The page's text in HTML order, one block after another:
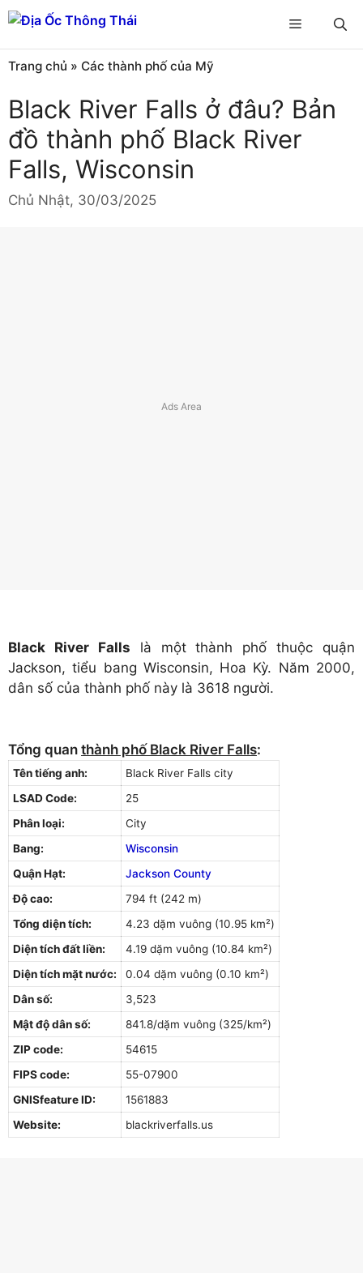
Chuyển
đến
nội
dung
Menu
Trang chủ » Các thành phố của Mỹ
Black River Falls ở đâu? Bản
đồ thành phố Black River
Falls, Wisconsin
Chủ Nhật, 30/03/2025
Black River Falls là một thành phố thuộc quận
Jackson, tiểu bang Wisconsin, Hoa Kỳ. Năm 2000,
dân số của thành phố này là 3618 người.
Tổng quan thành phố Black River Falls:
Tên tiếng anh:
Black River Falls city
LSAD Code:
25
Phân loại:
City
Bang:
Wisconsin
Quận Hạt:
Jackson County
Độ cao:
794 ft (242 m)
Tổng diện tích:
4.23 dặm vuông (10.95 km²)
Diện tích đất liền:
4.19 dặm vuông (10.84 km²)
Diện tích mặt nước:
0.04 dặm vuông (0.10 km²)
Dân số:
3,523
Mật độ dân số:
841.8/dặm vuông (325/km²)
ZIP code:
54615
FIPS code:
55-07900
GNISfeature ID:
1561883
Website:
blackriverfalls.us